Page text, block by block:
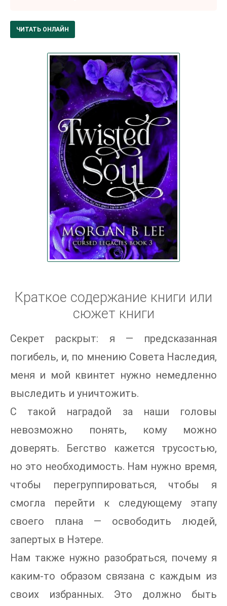
ЧИТАТЬ ОНЛАЙН
Краткое содержание книги или
сюжет книги
Секрет раскрыт: я — предсказанная
погибель, и, по мнению Совета Наследия,
меня и мой квинтет нужно немедленно
выследить и уничтожить.
С такой наградой за наши головы
невозможно понять, кому можно
доверять. Бегство кажется трусостью,
но это необходимость. Нам нужно время,
чтобы перегруппироваться, чтобы я
смогла перейти к следующему этапу
своего плана — освободить людей,
запертых в Нэтере.
Нам также нужно разобраться, почему я
каким-то образом связана с каждым из
своих избранных. Это должно быть